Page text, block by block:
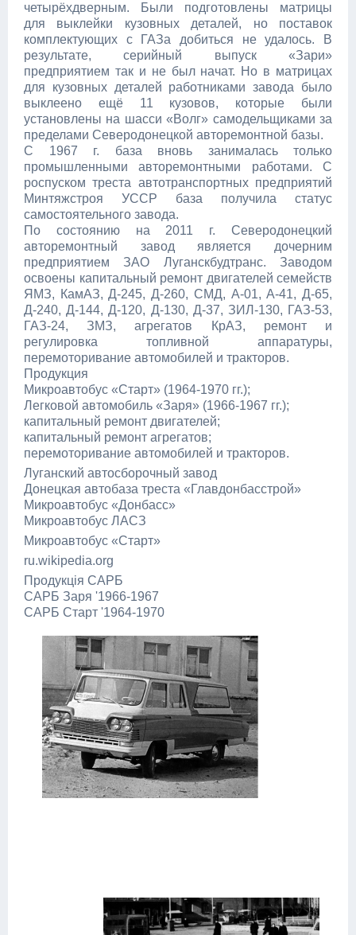
четырёхдверным. Были подготовлены матрицы
для выклейки кузовных деталей, но поставок
комплектующих с ГАЗа добиться не удалось. В
результате, серийный выпуск «Зари»
предприятием так и не был начат. Но в матрицах
для кузовных деталей работниками завода было
выклеено ещё 11 кузовов, которые были
установлены на шасси «Волг» самодельщиками за
пределами Северодонецкой авторемонтной базы.
С 1967 г. база вновь занималась только
промышленными авторемонтными работами. С
роспуском треста автотранспортных предприятий
Минтяжстроя УССР база получила статус
самостоятельного завода.
По состоянию на 2011 г. Северодонецкий
авторемонтный завод является дочерним
предприятием ЗАО Луганскбудтранс. Заводом
освоены капитальный ремонт двигателей семейств
ЯМЗ, КамАЗ, Д-245, Д-260, СМД, А-01, А-41, Д-65,
Д-240, Д-144, Д-120, Д-130, Д-37, ЗИЛ-130, ГАЗ-53,
ГАЗ-24, ЗМЗ, агрегатов КрАЗ, ремонт и
регулировка топливной аппаратуры,
перемоторивание автомобилей и тракторов.
Продукция
Микроавтобус «Старт» (1964-1970 гг.);
Легковой автомобиль «Заря» (1966-1967 гг.);
капитальный ремонт двигателей;
капитальный ремонт агрегатов;
перемоторивание автомобилей и тракторов.
Луганский автосборочный завод
Донецкая автобаза треста «Главдонбасстрой»
Микроавтобус «Донбасс»
Микроавтобус ЛАСЗ
Микроавтобус «Старт»
ru.wikipedia.org
Продукція САРБ
САРБ Заря '1966-1967
САРБ Старт '1964-1970